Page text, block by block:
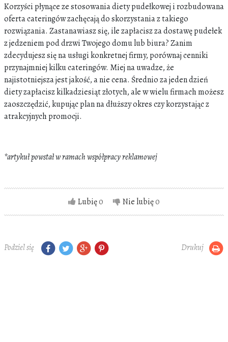
Korzyści płynące ze stosowania diety pudełkowej i rozbudowana
oferta cateringów zachęcają do skorzystania z takiego
rozwiązania. Zastanawiasz się, ile zapłacisz za dostawę pudełek
z jedzeniem pod drzwi Twojego domu lub biura? Zanim
zdecydujesz się na usługi konkretnej firmy, porównaj cenniki
przynajmniej kilku cateringów. Miej na uwadze, że
najistotniejsza jest jakość, a nie cena. Średnio za jeden dzień
diety zapłacisz kilkadziesiąt złotych, ale w wielu firmach możesz
zaoszczędzić, kupując plan na dłuższy okres czy korzystając z
atrakcyjnych promocji.
*artykuł powstał w ramach współpracy reklamowej
Lubię0 Nie lubię0
Podziel się Drukuj